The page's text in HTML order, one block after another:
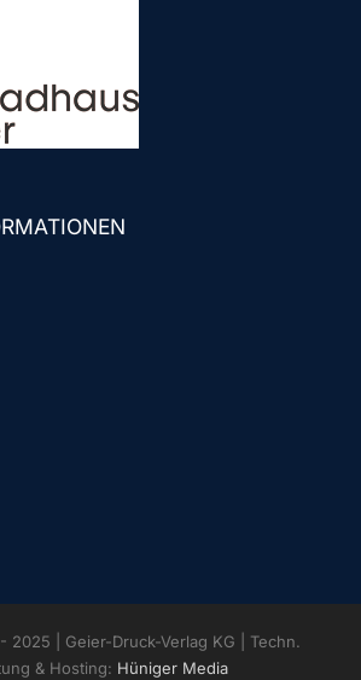
2025 | Geier-Druck-Verlag KG | Techn.
& Hosting: Hüniger Media